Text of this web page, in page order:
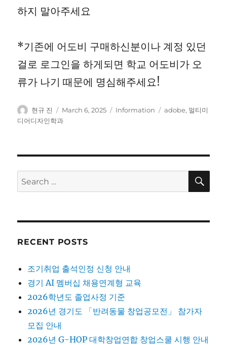
하지 말아주세요
*기존에 어도비 구매하신분이나 계정 있던
걸로 로그인을 하게되면 학교 어도비가 오
류가 나기 때문에 명심해주세요!
Author
현규 진
Posted
on
March 6, 2025 Categories
Information Tags
adobe, 멀티미
디어디자인학과
Search
for:
RECENT POSTS
조기취업 출석인정 신청 안내
경기 AI 멤버십 채용연계형 교육
2026학년도 졸업사정 기준
2026년 경기도 「반려동물 창업공모전」 참가자
모집 안내
2026년 G-HOP 대학창업연합 창업스쿨 시행 안내